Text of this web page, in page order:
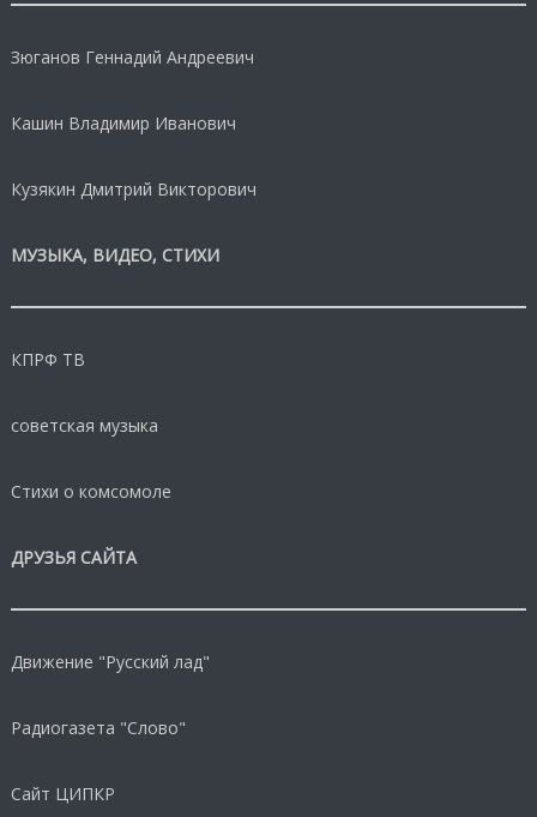
Зюганов Геннадий Андреевич
Кашин Владимир Иванович
Кузякин Дмитрий Викторович
МУЗЫКА, ВИДЕО, СТИХИ
КПРФ ТВ
советская музыка
Стихи о комсомоле
ДРУЗЬЯ САЙТА
Движение "Русский лад"
Радиогазета "Слово"
Сайт ЦИПКР